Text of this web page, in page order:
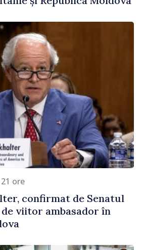
21 ore
confirmat de Senatul
viitor ambasador în